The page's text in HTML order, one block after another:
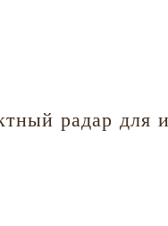
радар для